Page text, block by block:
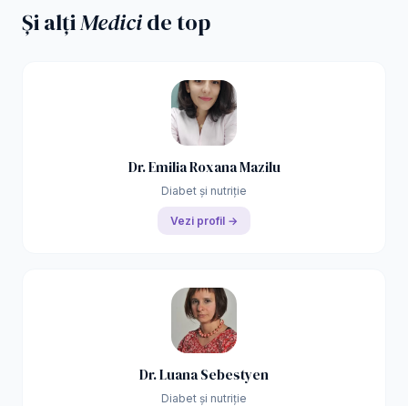
Și alțiMedicide top
Dr. Emilia Roxana Mazilu
Diabet și nutriție
Vezi profil →
Dr. Luana Sebestyen
Diabet și nutriție